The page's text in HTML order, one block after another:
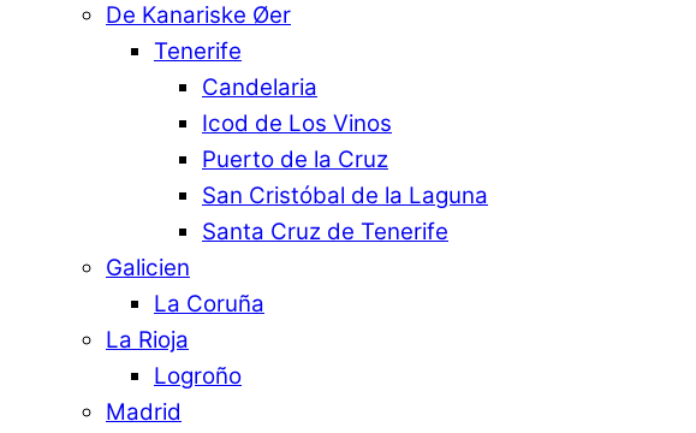
De Kanariske Øer
Tenerife
Candelaria
Icod de Los Vinos
Puerto de la Cruz
San Cristóbal de la Laguna
Santa Cruz de Tenerife
Galicien
La Coruña
La Rioja
Logroño
Madrid